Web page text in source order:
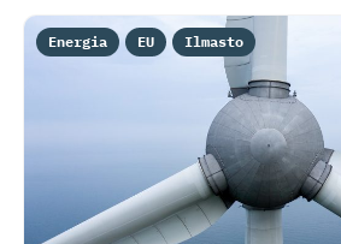
Energia EU Ilmasto